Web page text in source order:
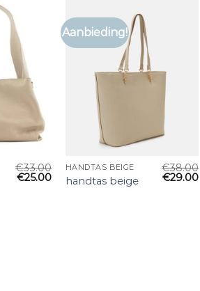
€33.00
€25.00
Aanbieding!
HANDTAS BEIGE
handtas beige
€38.00
€29.00